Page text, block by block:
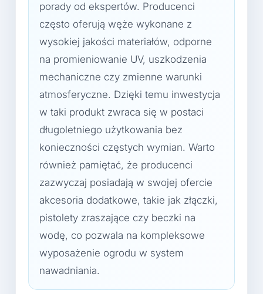
porady od ekspertów. Producenci
często oferują węże wykonane z
wysokiej jakości materiałów, odporne
na promieniowanie UV, uszkodzenia
mechaniczne czy zmienne warunki
atmosferyczne. Dzięki temu inwestycja
w taki produkt zwraca się w postaci
długoletniego użytkowania bez
konieczności częstych wymian. Warto
również pamiętać, że producenci
zazwyczaj posiadają w swojej ofercie
akcesoria dodatkowe, takie jak złączki,
pistolety zraszające czy beczki na
wodę, co pozwala na kompleksowe
wyposażenie ogrodu w system
nawadniania.